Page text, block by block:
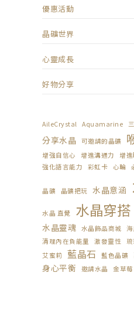
優惠活動
晶礦世界
心靈成長
好物分享
AileCrystal Aquamarine
分享水晶 可邀請的晶礦
增強自信心
增進溝通力 增
強化語言能力
彩虹卡 心輪
晶礦 晶礦把玩 水晶意涵
水晶 直覺 水晶穿搭
水晶靈魂 水晶飾品商城
清理內在負能量
激發靈性
艾蜜莉
藍晶石 藍色晶礦
身心平衡 邀請水晶 金草莓